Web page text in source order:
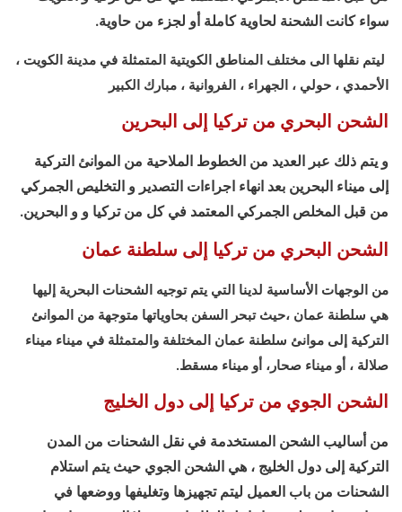
سواء كانت الشحنة لحاوية كاملة أو لجزء من حاوية.
ليتم نقلها الى مختلف المناطق الكويتية المتمثلة في مدينة الكويت ،
الأحمدي ، حولي ، الجهراء ، الفروانية ، مبارك الكبير
الشحن البحري من تركيا إلى البحرين
و يتم ذلك عبر العديد من الخطوط الملاحية من الموانئ التركية
إلى ميناء البحرين بعد انهاء اجراءات التصدير و التخليص الجمركي
من قبل المخلص الجمركي المعتمد في كل من تركيا و و البحرين.
الشحن البحري من تركيا إلى سلطنة عمان
من الوجهات الأساسية لدينا التي يتم توجيه الشحنات البحرية إليها
هي سلطنة عمان ،حيث تبحر السفن بحاوياتها متوجهة من الموانئ
التركية إلى موانئ سلطنة عمان المختلفة والمتمثلة في ميناء ميناء
صلالة ، أو ميناء صحار، أو ميناء مسقط.
الشحن الجوي من تركيا إلى دول الخليج
من أساليب الشحن المستخدمة في نقل الشحنات من المدن
التركية إلى دول الخليج ، هي الشحن الجوي حيث يتم استلام
الشحنات من باب العميل ليتم تجهيزها وتغليفها ووضعها في